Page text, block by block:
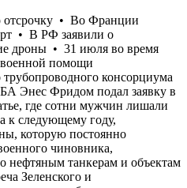
РТЦК на Закарпатье, где сотни мужчин лишали права на законную отсрочку • Во Франции продолжают бушевать пожары небывалой силы • Страны ЕС, несмотря на заявление об отказе от российского газа к следующему году, увеличивают его импорт • В РФ заявили о восстановлении «в целом» движения по трассе на сухопутном коридоре в Крым на захваченном России юге Украины, которую постоянно атаковали украинские дроны • 31 июля во время выполнения задания разбился украинский боевой вертолет • Пентагон отстранил от должности ключевого военного чиновника, координирующего поставки военной помощи Украине • Поезда задерживаются до 12 часов по всей Украине • США убедили Украину отказаться от ударов по нефтяным танкерам и объектам Каспийского трубопроводного консорциума в Новороссийске, который обеспечивает 80% экспорта казахской нефти • В Белграде проходит официальная встреча Зеленского и Вучича • Бывший игрок НБА Энес Фридом подал заявку в женскую баскетбольную лигу США — WNBA • Омбудсмен Лубинец заявляет о массовых нарушениях прав мобилизованных в Береговском РТЦК на Закарпатье, где сотни мужчин лишали права на законную отсрочку • Во Франции продолжают бушевать пожары небывалой силы • Страны ЕС, несмотря на заявление об отказе от российского газа к следующему году, увеличивают его импорт • В РФ заяви